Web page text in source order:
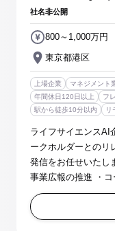
社名非公開
東京都港区
800～1,000万円
上場企業 マネジメント
年間休日120日以上
フ
駅から徒歩10分以内
リ
ライフサイエンスAI
ークホルダーとのリ
発信をお任せいたします。 【具体的には】 ◆コ
事業広報の推進 ・
・プレスリリース
配信、効果測定（目...